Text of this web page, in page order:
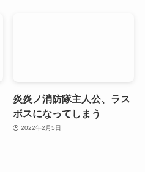
炎炎ノ消防隊主人公、ラス
ボスになってしまう
2022年2月5日